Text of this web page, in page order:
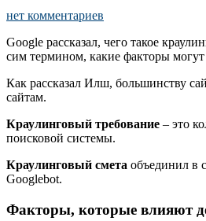
нет комментариев
Google рассказал, чего такое
сим термином, какие факторы могут
Как рассказал Илш, большинству
сайтам.
Краулинговый требование – это
поисковой системы.
Краулинговый смета объединил в
Googlebot.
Факторы, которые влияют